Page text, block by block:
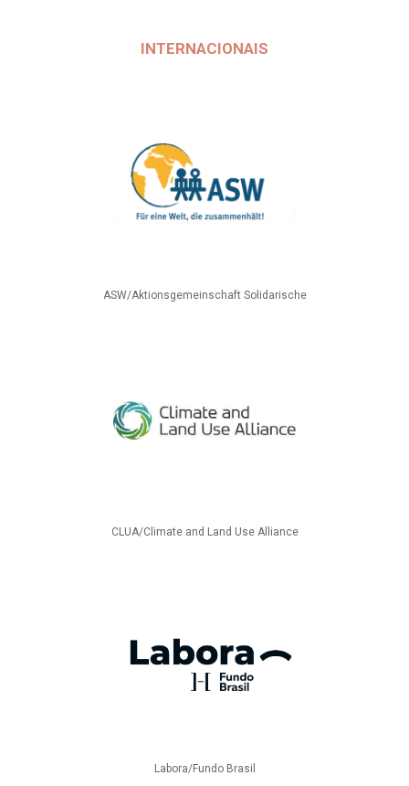
INTERNACIONAIS
ASW/Aktionsgemeinschaft Solidarische
CLUA/Climate and Land Use Alliance
Labora/Fundo Brasil